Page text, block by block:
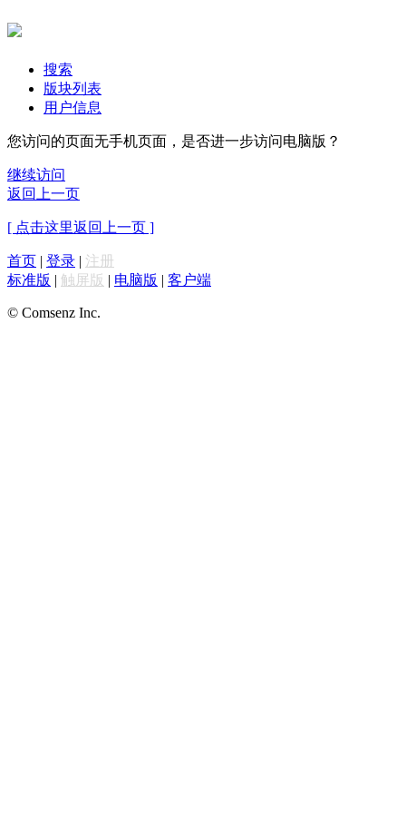
搜索
版块列表
用户信息
您访问的页面无手机页面，是否进一步访问电脑版？
继续访问
返回上一页
[ 点击这里返回上一页 ]
首页 | 登录 | 注册
标准版 | 触屏版 | 电脑版 | 客户端
© Comsenz Inc.